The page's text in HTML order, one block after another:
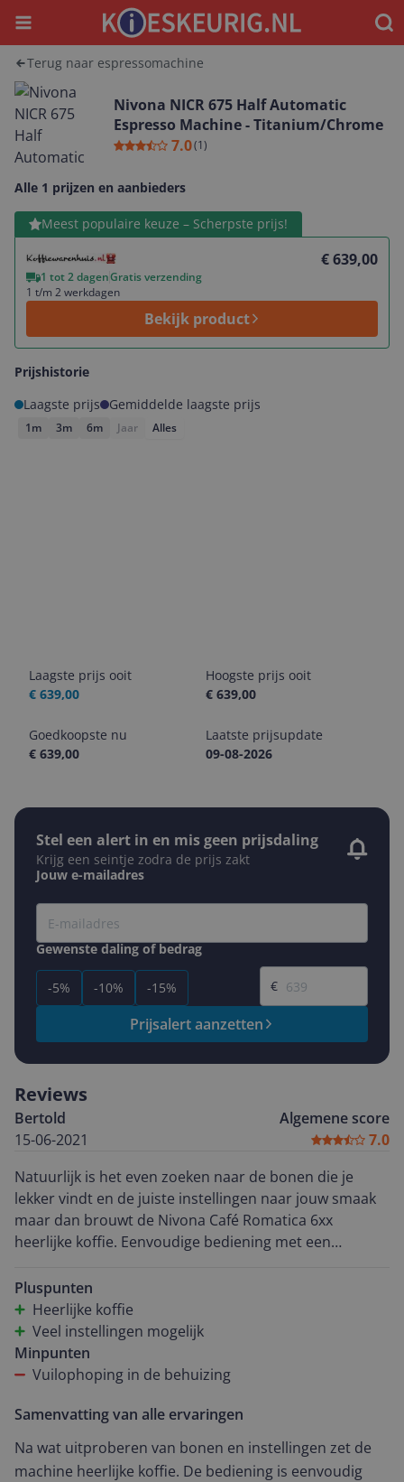
Menu
Terug naar espressomachine
Nivona NICR 675 Half Automatic
Espresso Machine - Titanium/Chrome
7.0(1)
Alle 1 prijzen en aanbieders
Meest populaire keuze – Scherpste prijs!
€ 639,00
1 tot 2 dagenGratis verzending
1 t/m 2 werkdagen
Bekijk product
Bekijk product
Prijshistorie
Laagste prijs
Gemiddelde laagste prijs
1m 3m 6m Jaar Alles
Laagste prijs ooit
€ 639,00
Hoogste prijs ooit
€ 639,00
Goedkoopste nu
€ 639,00
Laatste prijsupdate
09-08-2026
Stel een alert in en mis geen prijsdaling
Krijg een seintje zodra de prijs zakt
Jouw e-mailadres
Gewenste daling of bedrag
-5% -10% -15%
Gewenste prijs
€
Prijsalert aanzetten
Reviews
Bertold
15-06-2021
Algemene score
7.0
Natuurlijk is het even zoeken naar de bonen die je
lekker vindt en de juiste instellingen naar jouw smaak
maar dan brouwt de Nivona Café Romatica 6xx
heerlijke koffie. Eenvoudige bediening met een
schoonmaken. Dat lijkt in het begin appeltje eitje.
Automaat eruit, afspoelen, drogen en weer
terugzetten, simpel. Maar toen ik het apparaat na een
aantal maanden eens goed van binnen bekeek bleken
er in het huis van de automaat allerlei richeltjes en
rondom de aandrijf as kan ja daar helemaal niet bij
komen. Eigenlijk een onbegrijpelijke design fout.
Pluspunten
Heerlijke koffie
Veel instellingen mogelijk
Minpunten
Vuilophoping in de behuizing
Samenvatting van alle ervaringen
Na wat uitproberen van bonen en instellingen zet de
machine heerlijke koffie. De bediening is eenvoudig